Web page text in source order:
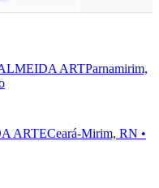
ARTParnamirim,
ARTECeará-Mirim, RN •